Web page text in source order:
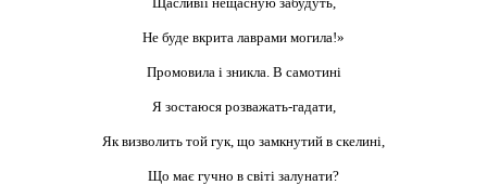
Не буде вкрита лаврами могила!»
Промовила і зникла. В самотині
Я зостаюся розважать-гадати,
Як визволить той гук, що замкнутий в скелині,
Що має гучно в світі залунати?